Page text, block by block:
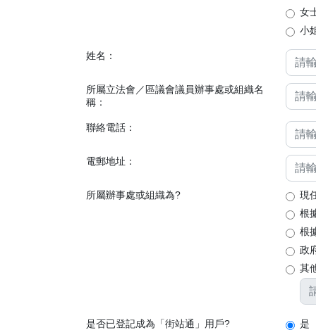
女
小
姓名：
所屬立法會／區議會議員辦事處或組織名
稱：
聯絡電話：
電郵地址：
所屬辦事處或組織為?
現
根
根
政
其
是否已登記成為「街站通」用戶?
是